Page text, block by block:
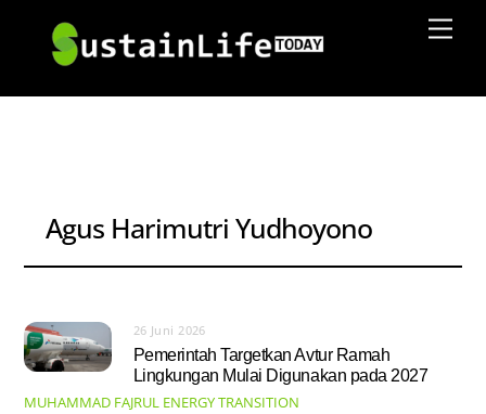
content
Agus Harimutri Yudhoyono
26 Juni 2026
Pemerintah Targetkan Avtur Ramah
Lingkungan Mulai Digunakan pada 2027
MUHAMMAD FAJRUL ENERGY TRANSITION